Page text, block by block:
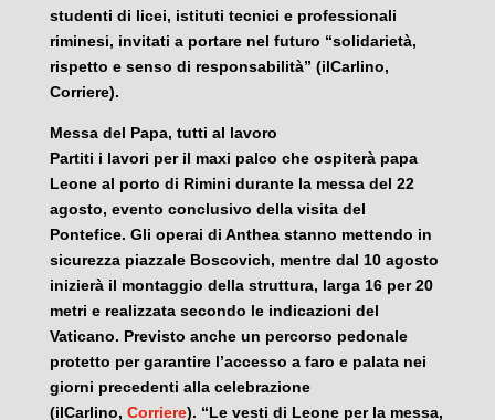
studenti di licei, istituti tecnici e professionali
riminesi, invitati a portare nel futuro “solidarietà,
rispetto e senso di responsabilità” (ilCarlino,
Corriere).
Messa del Papa, tutti al lavoro
Partiti i lavori per il maxi palco che ospiterà papa
Leone al porto di Rimini durante la messa del 22
agosto, evento conclusivo della visita del
Pontefice. Gli operai di Anthea stanno mettendo in
sicurezza piazzale Boscovich, mentre dal 10 agosto
inizierà il montaggio della struttura, larga 16 per 20
metri e realizzata secondo le indicazioni del
Vaticano. Previsto anche un percorso pedonale
protetto per garantire l’accesso a faro e palata nei
giorni precedenti alla celebrazione
(ilCarlino, Corriere). “Le vesti di Leone per la messa,